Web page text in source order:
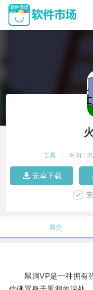
工具 时间：
安卓下载
简介
黑洞VP是一种拥有强